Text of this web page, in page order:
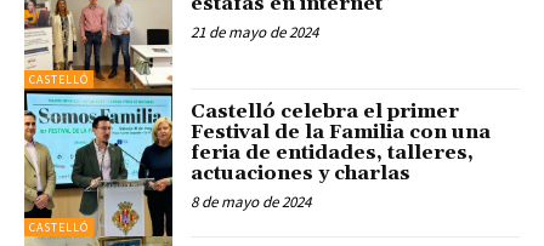
CASTELLÓ
21 de mayo de 2024
CASTELLÓ
Castelló celebra el primer
Festival de la Familia con una
feria de entidades, talleres,
actuaciones y charlas
8 de mayo de 2024